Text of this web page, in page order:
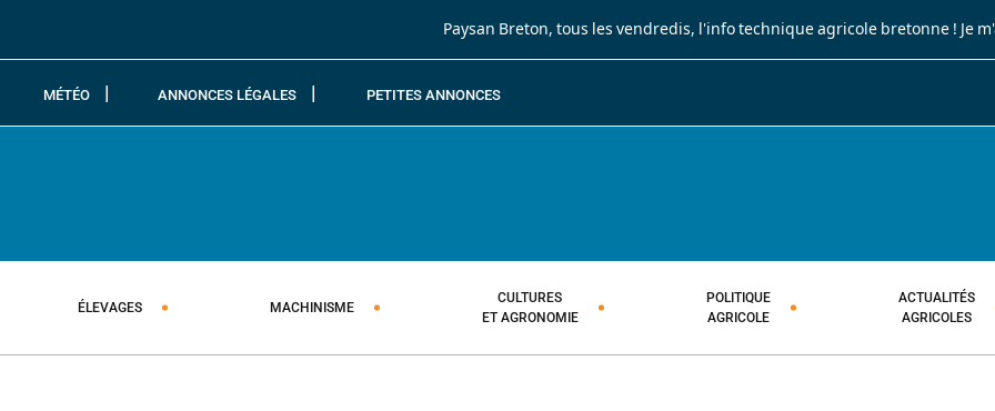
Paysan Breton, tous les vendredis, l'info technique agricole bretonne ! Je
MÉTÉO ANNONCES LÉGALES PETITES ANNONCES
ÉLEVAGES MACHINISME
CULTURES
ET AGRONOMIE
POLITIQUE
AGRICOLE
ACTUALITÉS
AGRICOLES